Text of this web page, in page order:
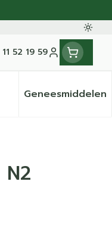
52 19 59
Klant menu
categorieen EHBO
voor
Geneesmiddelen
Toon